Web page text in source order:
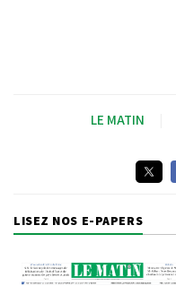
LE MATIN
LISEZ NOS E-PAPERS